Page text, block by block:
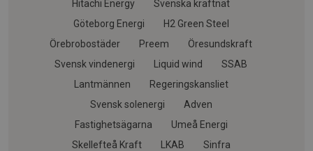
Hitachi Energy
Svenska kraftnät
Göteborg Energi
H2 Green Steel
Örebrobostäder
Preem
Öresundskraft
Svensk vindenergi
Liquid wind
SSAB
Lantmännen
Regeringskansliet
Svensk solenergi
Adven
Fastighetsägarna
Umeå Energi
Skellefteå Kraft
LKAB
Sinfra